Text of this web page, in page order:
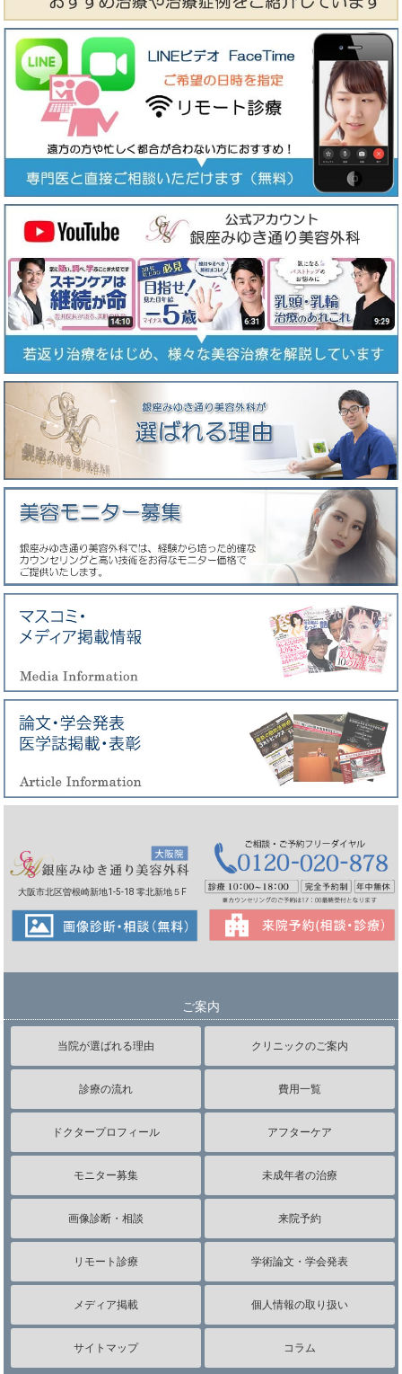
大阪市北区曽根崎新地1-5-18 零北新地５F
ご案内
当院が選ばれる理由 クリニックのご案内
診療の流れ 費用一覧
ドクタープロフィール アフターケア
モニター募集 未成年者の治療
画像診断・相談 来院予約
リモート診療 学術論文・学会発表
メディア掲載 個人情報の取り扱い
サイトマップ コラム